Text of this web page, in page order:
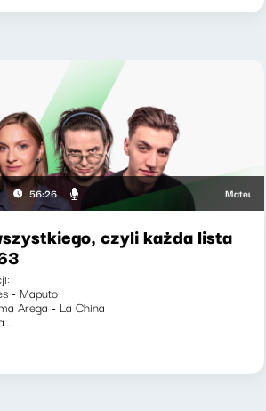
56:26 Mateusz
czyli każda lista
- Maputo
Arega - La China